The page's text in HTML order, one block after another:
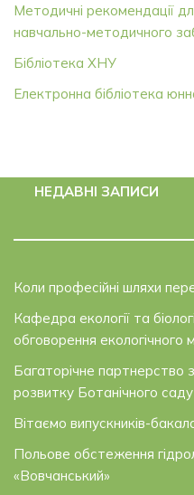
Методичні рекомендації
навчально-методичного
Бібліотека ХНУ
Електронна бібліотека
НЕДАВНІ ЗАПИСИ
Коли професійні шляхи
Кафедра екології та
обговорення
Багаторічне партнерство
розвитку Ботанічного
Вітаємо випускників-
Польове обстеження
«Вовчанський»